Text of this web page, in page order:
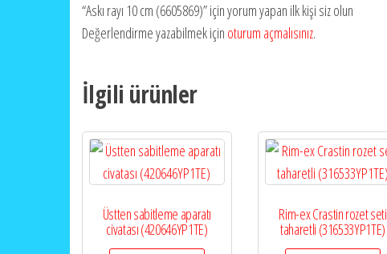
“Askı rayı 10 cm (6605869)” için yorum yapan ilk kişi siz olun
Değerlendirme yazabilmek için oturum açmalısınız.
İlgili ürünler
Üstten sabitleme aparatı
civatası (420646YP1TE)
Rim-ex Crastin rozet seti
taharetli (316533YP1TE)